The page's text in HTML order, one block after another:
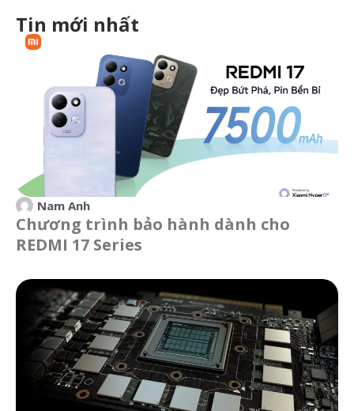
Tin mới nhất
Nam Anh
Chương trình bảo hành dành cho
REDMI 17 Series